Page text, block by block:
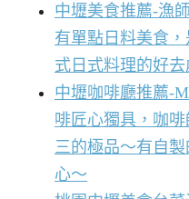
中壢美食推薦-漁
有單點日料美食
式日式料理的好去
中壢咖啡廳推薦-
啡匠心獨具，咖
三的極品～有自
心～